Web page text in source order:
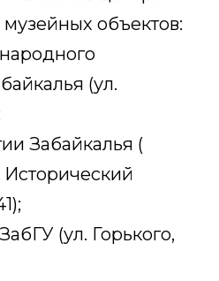
объектов:
(ул.
Забайкалья (
Исторический
(ул. Горького,